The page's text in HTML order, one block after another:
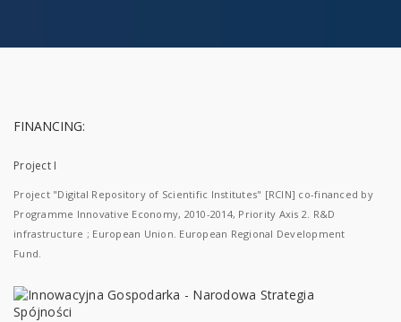
FINANCING:
Project I
Project "Digital Repository of Scientific Institutes" [RCIN] co-financed by
Programme Innovative Economy, 2010-2014, Priority Axis 2. R&D
infrastructure ; European Union. European Regional Development
Fund.